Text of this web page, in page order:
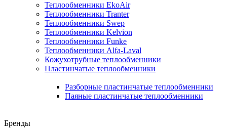
Теплообменники EkoAir
Теплообменники Tranter
Теплообменники Swep
Теплообменники Kelvion
Теплообменники Funke
Теплообменники Alfa-Laval
Кожухотрубные теплообменники
Пластинчатые теплообменники
Разборные пластинчатые теплообменники
Паяные пластинчатые теплообменники
Бренды